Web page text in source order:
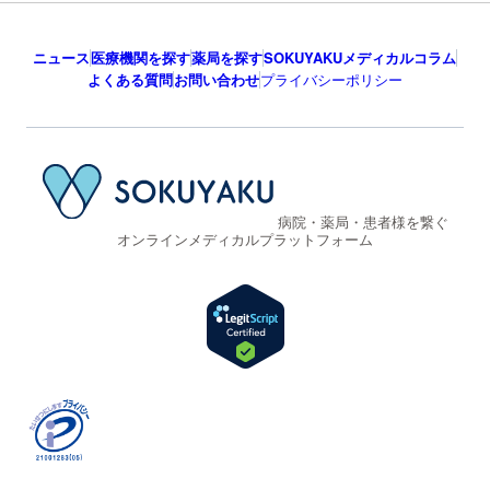
ニュース医療機関を探す薬局を探すSOKUYAKUメディカルコラム
よくある質問お問い合わせプライバシーポリシー
病院・薬局・患者様を繋ぐ
オンラインメディカルプラットフォーム